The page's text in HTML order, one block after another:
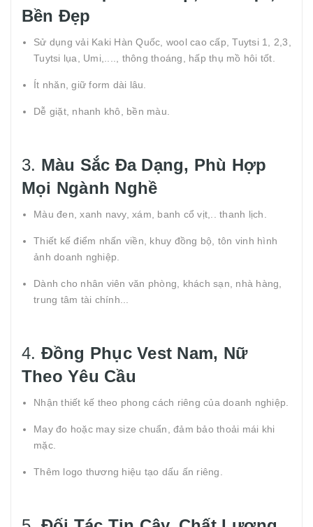
Bền Đẹp
Sử dụng vải Kaki Hàn Quốc, wool cao cấp, Tuytsi 1, 2,3,
Tuytsi lụa, Umi,...., thông thoáng, hấp thụ mồ hôi tốt.
Ít nhăn, giữ form dài lâu.
Dễ giặt, nhanh khô, bền màu.
3. Màu Sắc Đa Dạng, Phù Hợp
Mọi Ngành Nghề
Màu đen, xanh navy, xám, banh cổ vịt,.. thanh lịch.
Thiết kế điểm nhấn viền, khuy đồng bộ, tôn vinh hình
ảnh doanh nghiệp.
Dành cho nhân viên văn phòng, khách sạn, nhà hàng,
trung tâm tài chính...
4. Đồng Phục Vest Nam, Nữ
Theo Yêu Cầu
Nhận thiết kế theo phong cách riêng của doanh nghiệp.
May đo hoặc may size chuẩn, đảm bảo thoải mái khi
mặc.
Thêm logo thương hiệu tạo dấu ấn riêng.